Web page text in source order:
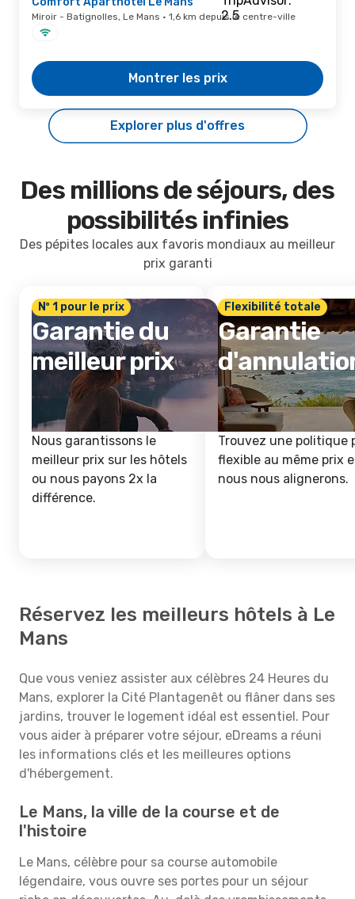
Miroir - Batignolles, Le Mans · 1,6 km depuis le centre-ville
Montrer les prix
Explorer plus d'offres
Des millions de séjours, des
possibilités infinies
Des pépites locales aux favoris mondiaux au meilleur
prix garanti
Nº 1 pour le prix
Garantie du
meilleur prix
Nous garantissons le
meilleur prix sur les hôtels
ou nous payons 2x la
différence.
Flexibilité totale
Garantie
Trouvez une politique
flexible au même prix
nous nous alignerons.
Réservez les meilleurs hôtels à Le
Mans
Que vous veniez assister aux célèbres 24 Heures du
Mans, explorer la Cité Plantagenêt ou flâner dans ses
jardins, trouver le logement idéal est essentiel. Pour
vous aider à préparer votre séjour, eDreams a réuni
les informations clés et les meilleures options
d'hébergement.
Le Mans, la ville de la course et de
l'histoire
Le Mans, célèbre pour sa course automobile
légendaire, vous ouvre ses portes pour un séjour